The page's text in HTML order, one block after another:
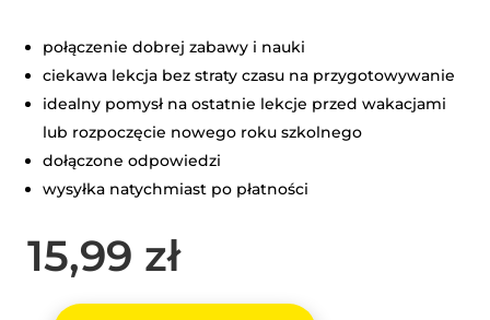
połączenie dobrej zabawy i nauki
ciekawa lekcja bez straty czasu na przygotowywanie
idealny pomysł na ostatnie lekcje przed wakacjami
lub rozpoczęcie nowego roku szkolnego
dołączone odpowiedzi
wysyłka natychmiast po płatności
15,99 zł